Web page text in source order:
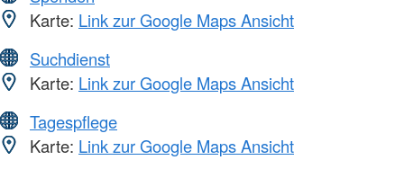
Karte: Link zur Google Maps Ansicht
Suchdienst
Karte: Link zur Google Maps Ansicht
Tagespflege
Karte: Link zur Google Maps Ansicht